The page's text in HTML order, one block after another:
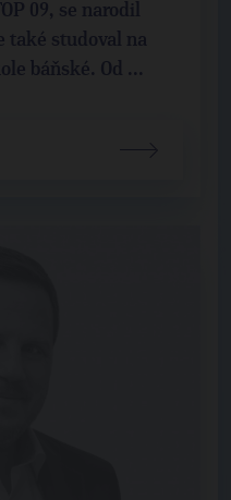
09, se narodil
také studoval na
báňské. Od ...